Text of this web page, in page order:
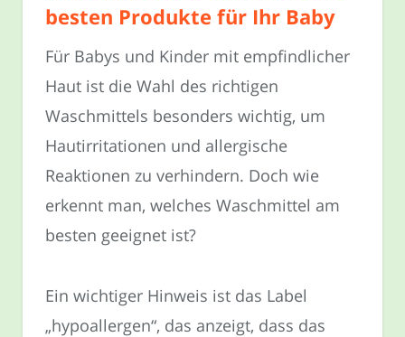
besten Produkte für Ihr Baby
Für Babys und Kinder mit empfindlicher
Haut ist die Wahl des richtigen
Waschmittels besonders wichtig, um
Hautirritationen und allergische
Reaktionen zu verhindern. Doch wie
erkennt man, welches Waschmittel am
besten geeignet ist?
Ein wichtiger Hinweis ist das Label
„hypoallergen“, das anzeigt, dass das